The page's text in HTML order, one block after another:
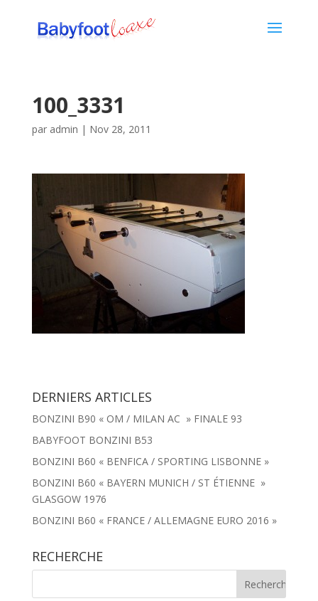
100_3331
par admin | Nov 28, 2011
DERNIERS ARTICLES
BONZINI B90 « OM / MILAN AC » FINALE 93
BABYFOOT BONZINI B53
BONZINI B60 « BENFICA / SPORTING LISBONNE »
BONZINI B60 « BAYERN MUNICH / ST ÉTIENNE »
GLASGOW 1976
BONZINI B60 « FRANCE / ALLEMAGNE EURO 2016 »
RECHERCHE